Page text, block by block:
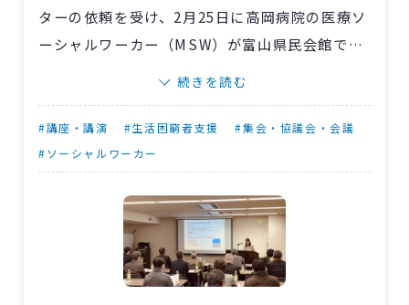
ターの依頼を受け、2月25日に高岡病院の医療ソ
ーシャルワーカー（MSW）が富山県民会館で講
演を行ないました。当初は社会保障制度全般に
低額診療事業、そして身寄りなし問題に焦点を
当て、済生会の使命やソーシャルインクルージ
参加した行政書士の方々からは「近くに済生
会があればいいのに」「病院診療以外の『なで
しこプラン』での活躍を知ることができた」と
いった感想があり、済生会の理念を深く理解し
続きを読む
#講座・講演 #生活困窮者支援
#集会・協議会・会議
#ソーシャルワーカー